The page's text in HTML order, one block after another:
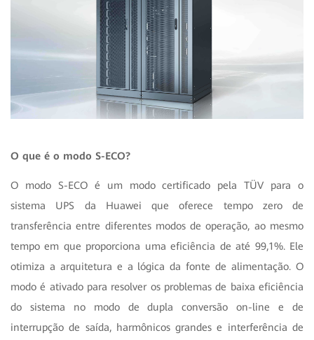
O que é o modo S-ECO?
O modo S-ECO é um modo certificado pela TÜV para o
sistema UPS da Huawei que oferece tempo zero de
transferência entre diferentes modos de operação, ao mesmo
tempo em que proporciona uma eficiência de até 99,1%. Ele
otimiza a arquitetura e a lógica da fonte de alimentação. O
modo é ativado para resolver os problemas de baixa eficiência
do sistema no modo de dupla conversão on-line e de
interrupção de saída, harmônicos grandes e interferência de